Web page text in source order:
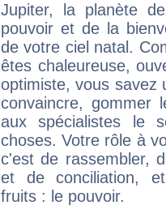
Jupiter, la planète
pouvoir et de la
de votre ciel natal.
êtes chaleureuse,
optimiste, vous savez
convaincre, gommer
aux spécialistes le
choses. Votre rôle à
c'est de rassembler,
et de conciliation,
fruits : le pouvoir.